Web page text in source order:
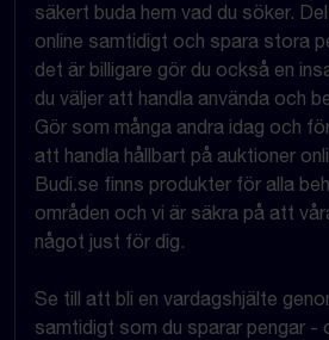
säkert buda hem vad du söker.
online samtidigt och spara stora
det är billigare gör du också en
du väljer att handla använda och
Gör som många andra idag och
att handla hållbart på auktioner
Budi.se finns produkter för alla
områden och vi är säkra på att
något just för dig.
Se till att bli en vardagshjälte
samtidigt som du sparar pengar -